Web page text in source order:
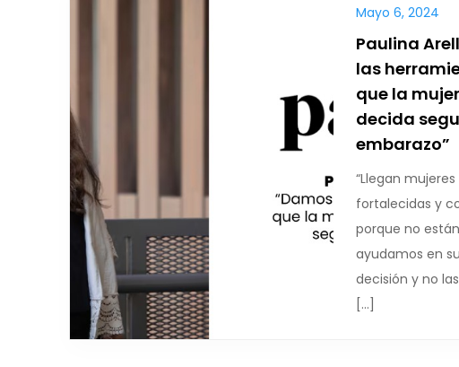
Mayo 6, 2024
Paulina
las
que la
decida
embarazo”
“Llegan
fortalecidas y
porque no
ayudamos en
decisión y no
[…]